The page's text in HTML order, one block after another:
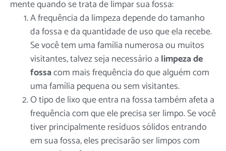
mente quando se trata de limpar sua fossa:
A frequência da limpeza depende do tamanho
da fossa e da quantidade de uso que ela recebe.
Se você tem uma família numerosa ou muitos
visitantes, talvez seja necessário a limpeza de
fossacom mais frequência do que alguém com
uma família pequena ou sem visitantes.
O tipo de lixo que entra na fossa também afeta a
frequência com que ele precisa ser limpo. Se você
tiver principalmente resíduos sólidos entrando
em sua fossa, eles precisarão ser limpos com